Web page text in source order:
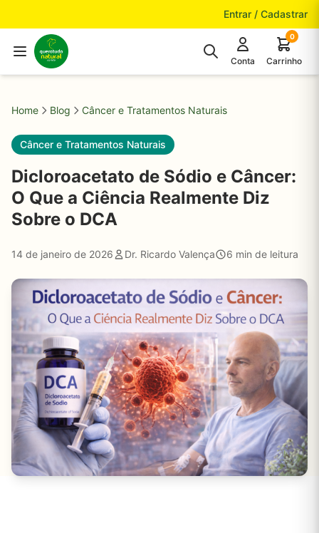
Entrar / Cadastrar
Conta
0
Carrinho
Home Blog Câncer e Tratamentos Naturais
Câncer e Tratamentos Naturais
Dicloroacetato de Sódio e Câncer:
O Que a Ciência Realmente Diz
Sobre o DCA
14 de janeiro de 2026 Dr. Ricardo Valença 6 min de leitura